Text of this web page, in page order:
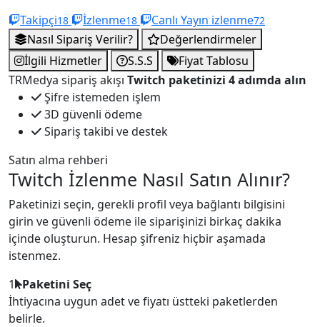
Takipçi18 İzlenme18 Canlı Yayın izlenme72
Nasıl Sipariş Verilir?
Değerlendirmeler
İlgili Hizmetler
S.S.S
Fiyat Tablosu
TRMedya sipariş akışı Twitch paketinizi 4 adımda alın
Şifre istemeden işlem
3D güvenli ödeme
Sipariş takibi ve destek
Satın alma rehberi
Twitch İzlenme Nasıl Satın Alınır?
Paketinizi seçin, gerekli profil veya bağlantı bilgisini
girin ve güvenli ödeme ile siparişinizi birkaç dakika
içinde oluşturun. Hesap şifreniz hiçbir aşamada
istenmez.
1
Paketini Seç
İhtiyacına uygun adet ve fiyatı üstteki paketlerden
belirle.